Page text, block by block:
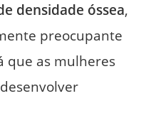
densidade óssea,
preocupante
que as mulheres